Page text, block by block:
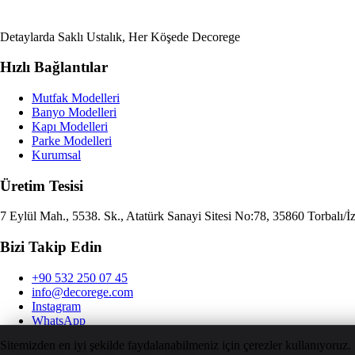
Detaylarda Saklı Ustalık, Her Köşede Decorege
Hızlı Bağlantılar
Mutfak Modelleri
Banyo Modelleri
Kapı Modelleri
Parke Modelleri
Kurumsal
Üretim Tesisi
7 Eylül Mah., 5538. Sk., Atatürk Sanayi Sitesi No:78, 35860 Torbalı/
Bizi Takip Edin
+90 532 250 07 45
info@decorege.com
Instagram
WhatsApp
© 2026 Decorege. Tüm hakları saklıdır.
Sitemizden en iyi şekilde faydalanabilmeniz için çerezler kullanıyoruz.